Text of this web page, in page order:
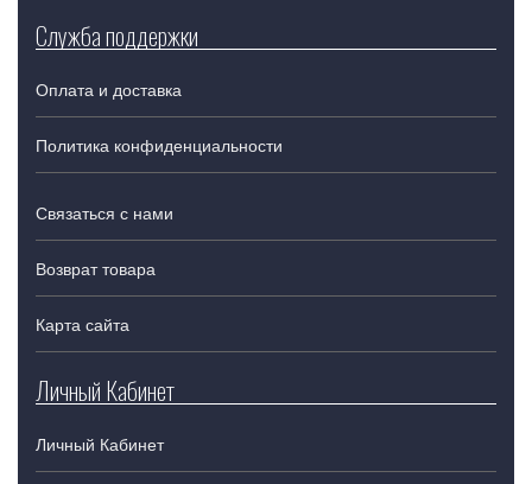
Служба поддержки
Оплата и доставка
Политика конфиденциальности
Связаться с нами
Возврат товара
Карта сайта
Личный Кабинет
Личный Кабинет